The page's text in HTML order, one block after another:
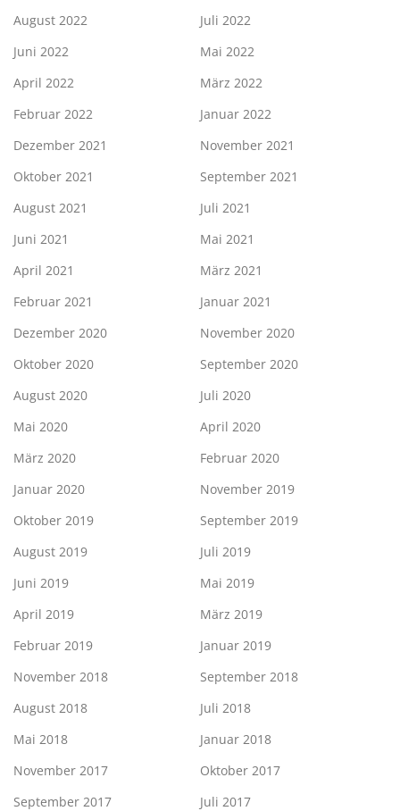
August 2022
Juli 2022
Juni 2022
Mai 2022
April 2022
März 2022
Februar 2022
Januar 2022
Dezember 2021
November 2021
Oktober 2021
September 2021
August 2021
Juli 2021
Juni 2021
Mai 2021
April 2021
März 2021
Februar 2021
Januar 2021
Dezember 2020
November 2020
Oktober 2020
September 2020
August 2020
Juli 2020
Mai 2020
April 2020
März 2020
Februar 2020
Januar 2020
November 2019
Oktober 2019
September 2019
August 2019
Juli 2019
Juni 2019
Mai 2019
April 2019
März 2019
Februar 2019
Januar 2019
November 2018
September 2018
August 2018
Juli 2018
Mai 2018
Januar 2018
November 2017
Oktober 2017
September 2017
Juli 2017